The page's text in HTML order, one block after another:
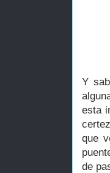
Y
esta
que
de